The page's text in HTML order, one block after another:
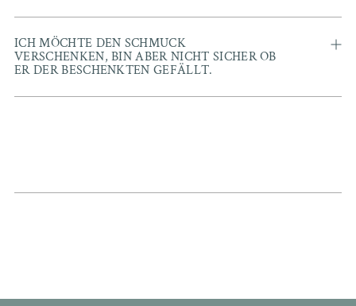
ICH MÖCHTE DEN SCHMUCK
VERSCHENKEN, BIN ABER NICHT SICHER OB
ER DER BESCHENKTEN GEFÄLLT.